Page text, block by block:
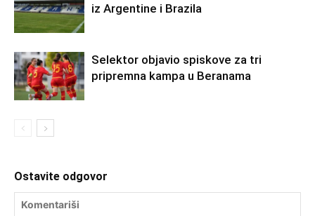
iz Argentine i Brazila
Selektor objavio spiskove za tri
pripremna kampa u Beranama
Ostavite odgovor